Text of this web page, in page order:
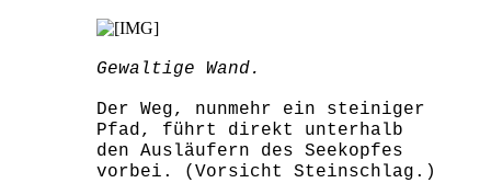
Gewaltige Wand.
Der Weg, nunmehr ein steiniger
Pfad, führt direkt unterhalb
den Ausläufern des Seekopfes
vorbei. (Vorsicht Steinschlag.)